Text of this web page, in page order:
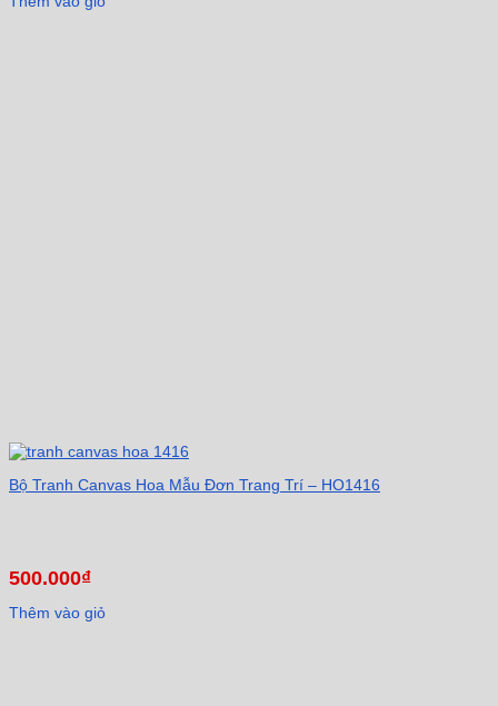
Bộ Tranh Canvas Hoa Mẫu Đơn Trang Trí – HO1416
500.000₫
Thêm vào giỏ